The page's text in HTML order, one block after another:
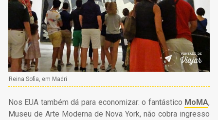
Reina Sofia, em Madri
Nos EUA também dá para economizar: o fantástico MoMA,
Museu de Arte Moderna de Nova York, não cobra ingresso